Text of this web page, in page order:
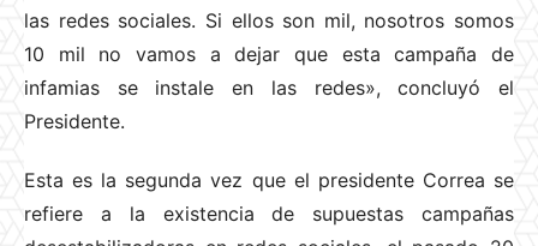
las redes sociales. Si ellos son mil, nosotros somos
10 mil no vamos a dejar que esta campaña de
infamias se instale en las redes», concluyó el
Presidente.
Esta es la segunda vez que el presidente Correa se
refiere a la existencia de supuestas campañas